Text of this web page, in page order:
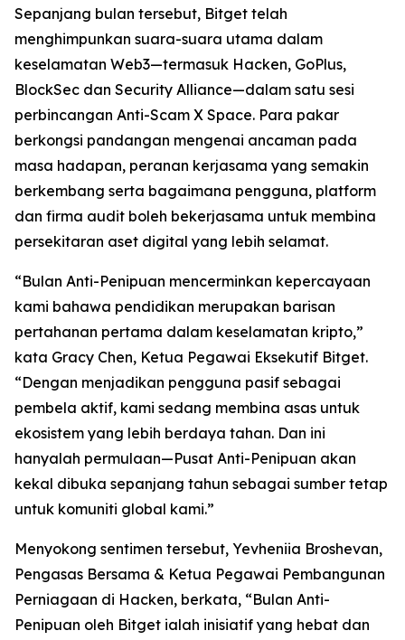
Sepanjang bulan tersebut, Bitget telah
menghimpunkan suara-suara utama dalam
keselamatan Web3—termasuk Hacken, GoPlus,
BlockSec dan Security Alliance—dalam satu sesi
perbincangan Anti-Scam X Space. Para pakar
berkongsi pandangan mengenai ancaman pada
masa hadapan, peranan kerjasama yang semakin
berkembang serta bagaimana pengguna, platform
dan firma audit boleh bekerjasama untuk membina
persekitaran aset digital yang lebih selamat.
“Bulan Anti-Penipuan mencerminkan kepercayaan
kami bahawa pendidikan merupakan barisan
pertahanan pertama dalam keselamatan kripto,”
kata Gracy Chen, Ketua Pegawai Eksekutif Bitget.
“Dengan menjadikan pengguna pasif sebagai
pembela aktif, kami sedang membina asas untuk
ekosistem yang lebih berdaya tahan. Dan ini
hanyalah permulaan—Pusat Anti-Penipuan akan
kekal dibuka sepanjang tahun sebagai sumber tetap
untuk komuniti global kami.”
Menyokong sentimen tersebut, Yevheniia Broshevan,
Pengasas Bersama & Ketua Pegawai Pembangunan
Perniagaan di Hacken, berkata, “Bulan Anti-
Penipuan oleh Bitget ialah inisiatif yang hebat dan